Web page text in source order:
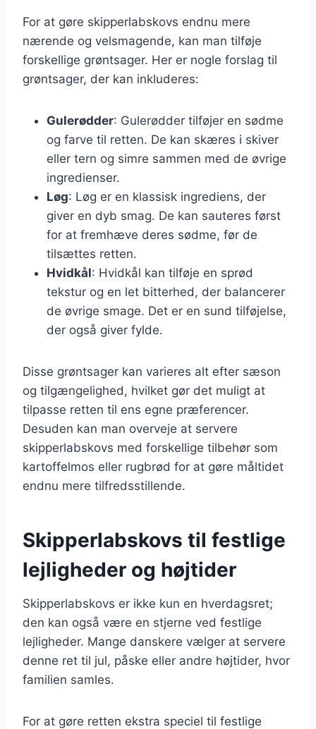
For at gøre skipperlabskovs endnu mere
nærende og velsmagende, kan man tilføje
forskellige grøntsager. Her er nogle forslag til
grøntsager, der kan inkluderes:
Gulerødder: Gulerødder tilføjer en sødme
og farve til retten. De kan skæres i skiver
eller tern og simre sammen med de øvrige
ingredienser.
Løg: Løg er en klassisk ingrediens, der
giver en dyb smag. De kan sauteres først
for at fremhæve deres sødme, før de
tilsættes retten.
Hvidkål: Hvidkål kan tilføje en sprød
tekstur og en let bitterhed, der balancerer
de øvrige smage. Det er en sund tilføjelse,
der også giver fylde.
Disse grøntsager kan varieres alt efter sæson
og tilgængelighed, hvilket gør det muligt at
tilpasse retten til ens egne præferencer.
Desuden kan man overveje at servere
skipperlabskovs med forskellige tilbehør som
kartoffelmos eller rugbrød for at gøre måltidet
endnu mere tilfredsstillende.
Skipperlabskovs til festlige
lejligheder og højtider
Skipperlabskovs er ikke kun en hverdagsret;
den kan også være en stjerne ved festlige
lejligheder. Mange danskere vælger at servere
denne ret til jul, påske eller andre højtider, hvor
familien samles.
For at gøre retten ekstra speciel til festlige